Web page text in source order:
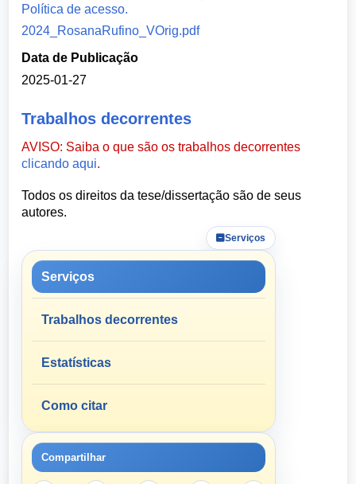
Política de acesso.
2024_RosanaRufino_VOrig.pdf
Data de Publicação
2025-01-27
Trabalhos decorrentes
AVISO: Saiba o que são os trabalhos decorrentes
clicando aqui.
Todos os direitos da tese/dissertação são de seus
autores.
Serviços
Serviços
Trabalhos decorrentes
Estatísticas
Como citar
Compartilhar